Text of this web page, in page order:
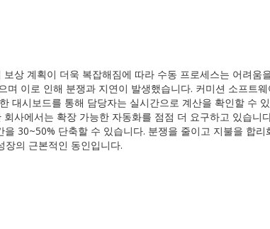
상 계획이 더욱 복잡해짐에 따라 수동 프로세스는 어려움
이로 인해 분쟁과 지연이 발생했습니다. 커미션 소프트
대시보드를 통해 담당자는 실시간으로 계산을 확인할 수
사에서는 확장 가능한 자동화를 점점 더 요구하고 있습니
30~50% 단축할 수 있습니다. 분쟁을 줄이고 지불을 합리
의 근본적인 동인입니다.